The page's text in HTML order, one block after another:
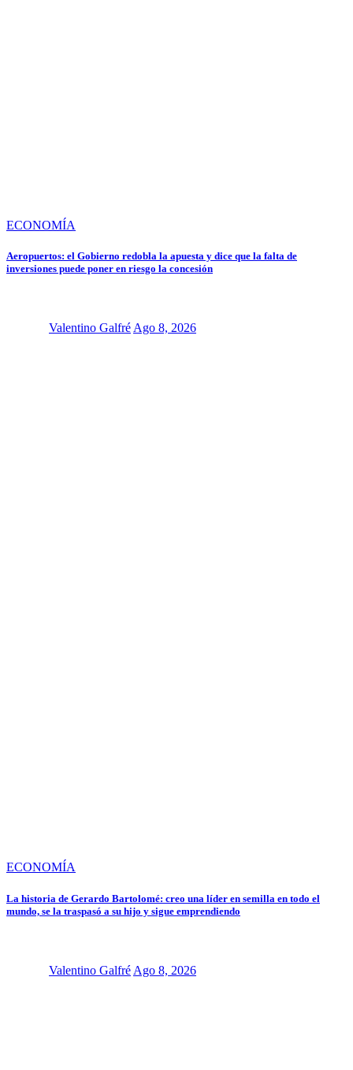
ECONOMÍA
Aeropuertos: el Gobierno redobla la apuesta y dice que la falta de
inversiones puede poner en riesgo la concesión
Valentino Galfré Ago 8, 2026
ECONOMÍA
La historia de Gerardo Bartolomé: creo una líder en semilla en todo el
mundo, se la traspasó a su hijo y sigue emprendiendo
Valentino Galfré Ago 8, 2026